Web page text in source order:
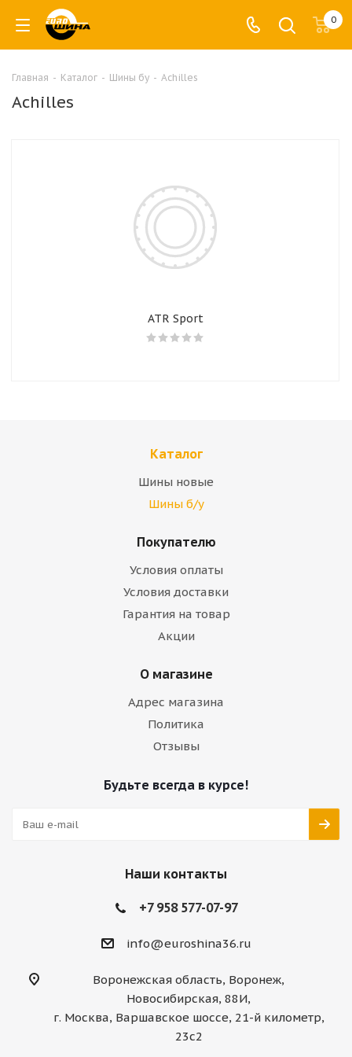
0
Главная - Каталог - Шины бу - Achilles
Achilles
ATR Sport
Каталог
Шины новые
Шины б/у
Покупателю
Условия оплаты
Условия доставки
Гарантия на товар
Акции
О магазине
Адрес магазина
Политика
Отзывы
Будьте всегда в курсе!
Наши контакты
+7 958 577-07-97
info@euroshina36.ru
Воронежская область, Воронеж,
Новосибирская, 88И,
г. Москва, Варшавское шоссе, 21-й километр,
23с2